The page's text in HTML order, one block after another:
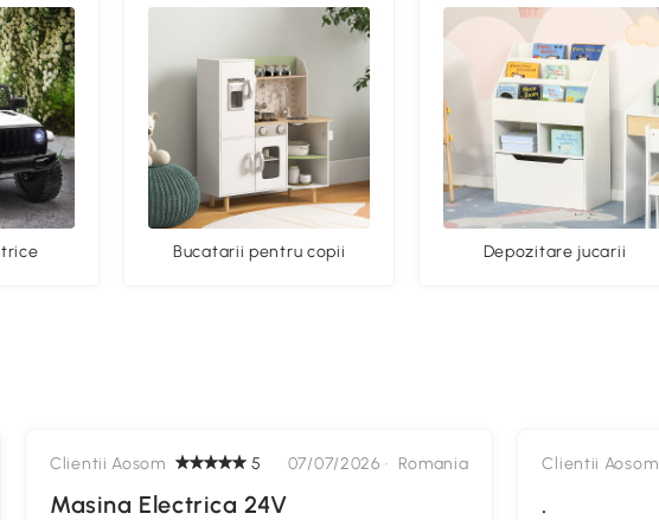
Bucatarii pentru copii Depozitare jucarii
Clientii Aosom 5 07/07/2026 · Romania
Masina Electrica 24V
Clientii Aosom
.